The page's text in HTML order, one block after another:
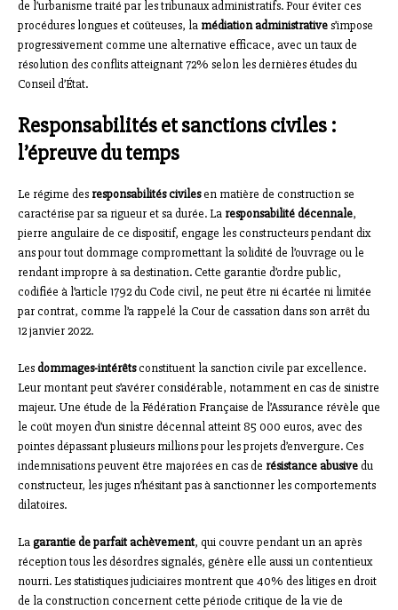
de l’urbanisme traité par les tribunaux administratifs. Pour éviter ces
procédures longues et coûteuses, la médiation administratives’impose
progressivement comme une alternative efficace, avec un taux de
résolution des conflits atteignant 72% selon les dernières études du
Conseil d’État.
Responsabilités et sanctions civiles :
l’épreuve du temps
Le régime des responsabilités civilesen matière de construction se
caractérise par sa rigueur et sa durée. La responsabilité décennale,
pierre angulaire de ce dispositif, engage les constructeurs pendant dix
ans pour tout dommage compromettant la solidité de l’ouvrage ou le
rendant impropre à sa destination. Cette garantie d’ordre public,
codifiée à l’article 1792 du Code civil, ne peut être ni écartée ni limitée
par contrat, comme l’a rappelé la Cour de cassation dans son arrêt du
12 janvier 2022.
Lesdommages-intérêtsconstituent la sanction civile par excellence.
Leur montant peut s’avérer considérable, notamment en cas de sinistre
majeur. Une étude de la Fédération Française de l’Assurance révèle que
le coût moyen d’un sinistre décennal atteint 85 000 euros, avec des
pointes dépassant plusieurs millions pour les projets d’envergure. Ces
indemnisations peuvent être majorées en cas de résistance abusivedu
constructeur, les juges n’hésitant pas à sanctionner les comportements
dilatoires.
La garantie de parfait achèvement, qui couvre pendant un an après
réception tous les désordres signalés, génère elle aussi un contentieux
nourri. Les statistiques judiciaires montrent que 40% des litiges en droit
de la construction concernent cette période critique de la vie de